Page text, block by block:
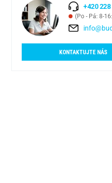
+420 228
(Po - Pá: 8-
KONTAKTUJTE NÁS